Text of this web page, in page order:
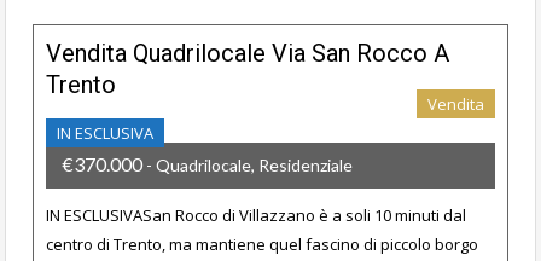
Vendita Quadrilocale Via San Rocco A
Trento
IN ESCLUSIVA
Vendita
€370.000 - Quadrilocale, Residenziale
IN ESCLUSIVASan Rocco di Villazzano è a soli 10 minuti dal
centro di Trento, ma mantiene quel fascino di piccolo borgo